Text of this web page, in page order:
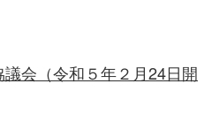
会（令和５年２月24日開